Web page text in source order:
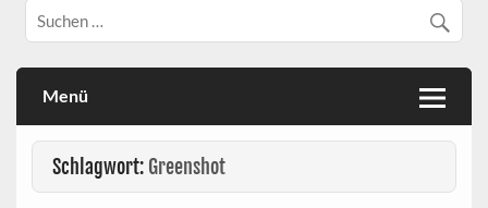
Menü
Schlagwort: Greenshot